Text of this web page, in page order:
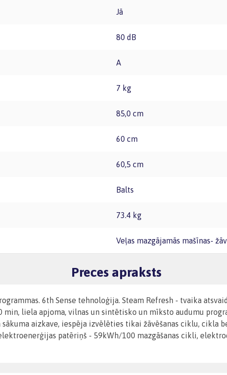
Jā
80 dB
A
7 kg
85,0 cm
60 cm
60,5 cm
Balts
73.4 kg
Veļas mazgājamās mašīnas-
Preces apraksts
6th Sense tehnoloģija. Steam Refresh - tvaika
min, liela apjoma, vilnas un sintētisko un mīksto audumu
aizkave, iespēja izvēlēties tikai žāvēšanas ciklu, cikla
patēriņš - 59kWh/100 mazgāšanas cikli,